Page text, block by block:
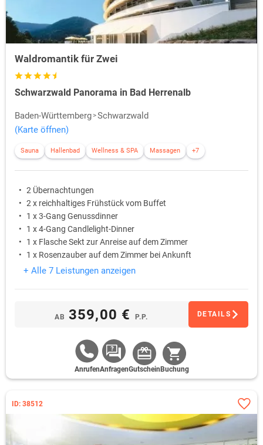
Waldromantik für Zwei
Schwarzwald Panorama in Bad Herrenalb
Baden-Württemberg Schwarzwald
(Karte öffnen)
Sauna Hallenbad Wellness & SPA Massagen +7
2 Übernachtungen
2 x reichhaltiges Frühstück vom Buffet
1 x 3-Gang Genussdinner
1 x 4-Gang Candlelight-Dinner
1 x Flasche Sekt zur Anreise auf dem Zimmer
1 x Rosenzauber auf dem Zimmer bei Ankunft
+ Alle 7 Leistungen anzeigen
AB 359,00 € P.P. DETAILS
AnrufenAnfragenGutschein Buchung
ID: 38512